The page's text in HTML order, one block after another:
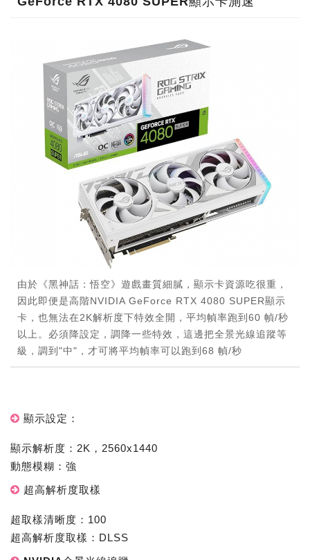
由於《黑神話：悟空》遊戲畫質細膩，顯示卡資源吃很重，
因此即便是高階NVIDIA GeForce RTX 4080 SUPER顯示
卡，也無法在2K解析度下特效全開，平均幀率跑到60 幀/秒
以上。必須降設定，調降一些特效，這邊把全景光線追蹤等
級，調到"中"，才可將平均幀率可以跑到68 幀/秒
顯示設定：
顯示解析度：2K，2560x1440
動態模糊：強
超高解析度取樣
超取樣清晰度：100
超高解析度取樣：DLSS